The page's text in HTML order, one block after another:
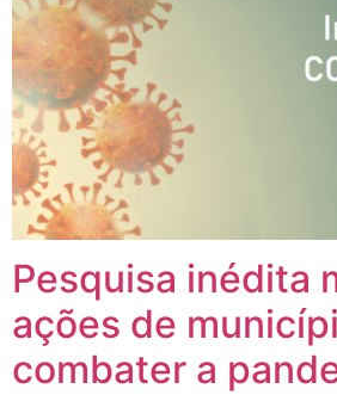
Pesquisa inédita
ações de
combater a